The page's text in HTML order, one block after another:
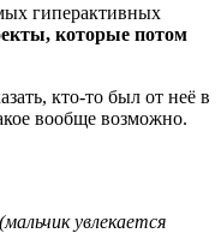
гиперактивных
которые потом
кто-то был от неё в
вообще возможно.
(мальчик увлекается